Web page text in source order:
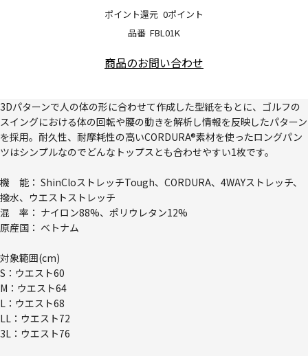
品番 FBL01K
ポイント還元 0ポイント
商品のお問い合わせ
3Dパターンで人の体の形に合わせて作成した型紙をもとに、ゴルフの
スイングにおける体の回転や腰の動きを解析し情報を反映したパターン
を採用。耐久性、耐摩耗性の高いCORDURA®素材を使ったロングパン
ツはシンプルなのでどんなトップスとも合わせやすい1枚です。
機 能： ShinCloストレッチTough、CORDURA、4WAYストレッチ、
撥水、ウエストストレッチ
混 率： ナイロン88%、ポリウレタン12%
原産国： ベトナム
対象範囲(cm)
S：ウエスト60
M：ウエスト64
L：ウエスト68
LL：ウエスト72
3L：ウエスト76